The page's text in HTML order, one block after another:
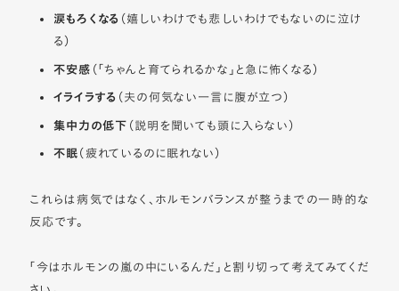
涙もろくなる （嬉しいわけでも悲しいわけでもないのに泣け
る）
不安感 （「ちゃんと育てられるかな」と急に怖くなる）
イライラする （夫の何気ない一言に腹が立つ）
集中力の低下 （説明を聞いても頭に入らない）
不眠（疲れているのに眠れない）
これらは病気ではなく、ホルモンバランスが整うまでの一時的な
反応です。
「今はホルモンの嵐の中にいるんだ」と割り切って考えてみてくだ